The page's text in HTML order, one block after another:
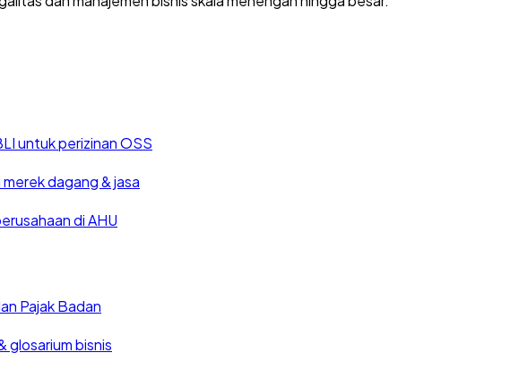
untuk perizinan OSS
dagang & jasa
di AHU
Pajak Badan
glosarium bisnis